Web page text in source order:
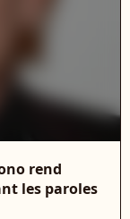
rend
les paroles